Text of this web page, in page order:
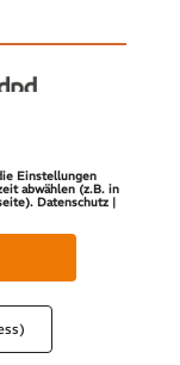
Einstellungen
abwählen (z.B. in
Datenschutz |